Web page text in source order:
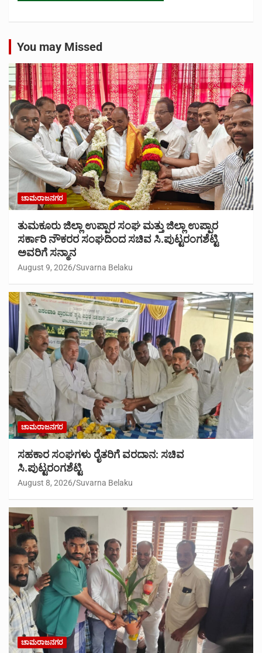
You may Missed
ಚಾಮರಾಜನಗರ
ತುಮಕೂರು ಜಿಲ್ಲಾ ಉಪ್ಪಾರ ಸಂಘ ಮತ್ತು ಜಿಲ್ಲಾ ಉಪ್ಪಾರ
ಸರ್ಕಾರಿ ನೌಕರರ ಸಂಘದಿಂದ ಸಚಿವ ಸಿ.ಪುಟ್ಟರಂಗಶೆಟ್ಟಿ
ಅವರಿಗೆ ಸನ್ಮಾನ
August 9, 2026 Suvarna Belaku
ಚಾಮರಾಜನಗರ
ಸಹಕಾರ ಸಂಘಗಳು ರೈತರಿಗೆ ವರದಾನ: ಸಚಿವ
ಸಿ.ಪುಟ್ಟರಂಗಶೆಟ್ಟಿ
August 8, 2026 Suvarna Belaku
ಚಾಮರಾಜನಗರ